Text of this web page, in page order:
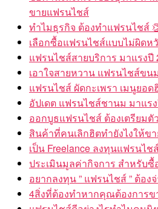
ขายแฟรนไชส์
ทำไมธุรกิจ ต้องทำแฟรนไชส์
เลือกซื้อแฟรนไชส์แบบไม่ผิดห
แฟรนไชส์สายบริการ มาแรงปี
เอาใจสายหวาน แฟรนไชส์ขน
แฟรนไชส์ ผัดกะเพรา เมนูยอด
อัปเดต แฟรนไชส์ชานม มาแร
ออกบูธแฟรนไชส์ ต้องเตรียมตั
สินค้าที่คนเลิกฮิตทำยังไงให้ข
เป็น Freelance ลงทุนแฟรนไช
ประเมินมูลค่ากิจการ สำหรับซื้
อยากลงทุน ” แฟรนไชส์ ” ต้อง
4สิ่งที่ต้องทำหากคุณต้องการ